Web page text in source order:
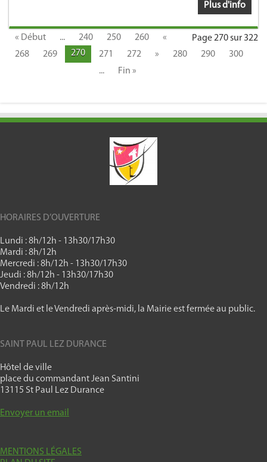
Plus d'info
Page 270 sur 322
« Début ... 240 250 260
«
268
269 270 271 272 » 280 290
300
...
Fin »
HORAIRES D’OUVERTURE
Lundi : 8h/12h - 13h30/17h30
Mardi : 8h/12h
Mercredi : 8h/12h - 13h30/17h30
Jeudi : 8h/12h - 13h30/17h30
Vendredi : 8h/12h
Le Mardi et le Vendredi après-midi, la Mairie est fermée au public.
SAINT PAUL LEZ DURANCE
Hôtel de ville
place du commandant Jean Santini
13115 St Paul Lez Durance
Envoyer un email
MENTIONS LÉGALES